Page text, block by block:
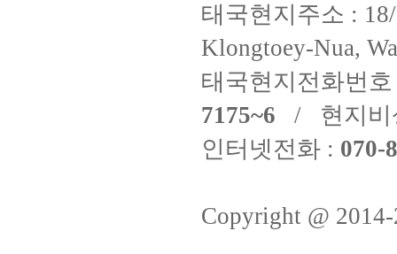
태국현지주소 :
Klongtoey-Nua,
태국현지전화번
7175~6 / 현지비
인터넷전화 : 070-
Copyright @